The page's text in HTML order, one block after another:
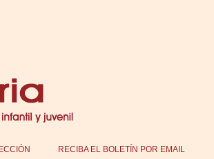
RECIBA EL BOLETÍN POR EMAIL